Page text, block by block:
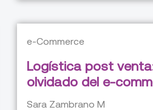
e-Commerce
Logística post
olvidado del e-
Sara Zambrano M